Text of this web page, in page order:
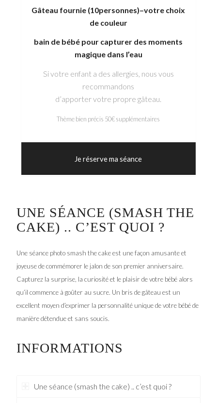
Gâteau fournie (10personnes)–votre choix
de couleur
bain de bébé pour capturer des moments
magique dans l’eau
Si votre enfant a des allergies, nous vous
recommandons
d’apporter votre propre gâteau.
Thème bien précis 50€ supplémentaires
Je réserve ma séance
UNE SÉANCE (SMASH THE
CAKE) .. C’EST QUOI ?
Une séance photo smash the cake est une façon amusante et
joyeuse de commémorer le jalon de son premier anniversaire.
Capturez la surprise, la curiosité et le plaisir de votre bébé alors
qu’il commence à goûter au sucre. Un bris de gâteau est un
excellent moyen d’exprimer la personnalité unique de votre bébé de
manière détendue et sans soucis.
INFORMATIONS
Une séance (smash the cake) .. c’est quoi ?